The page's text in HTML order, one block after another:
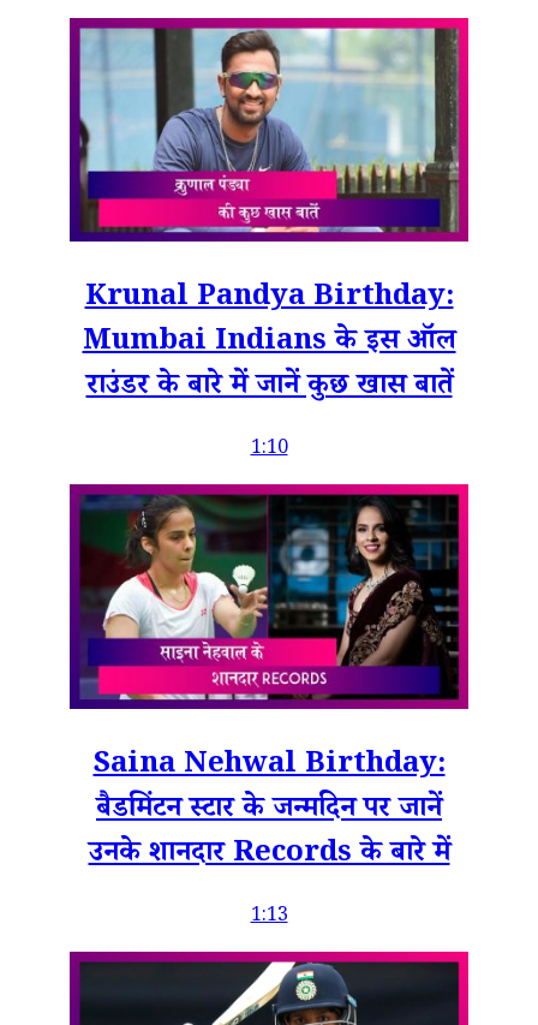
Krunal Pandya Birthday:
Mumbai Indians के इस ऑल
राउंडर के बारे में जानें कुछ खास बातें
1:10
Saina Nehwal Birthday:
बैडमिंटन स्टार के जन्मदिन पर जानें
उनके शानदार Records के बारे में
1:13